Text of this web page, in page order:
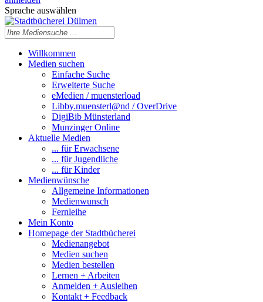
Sprache auswählen
Willkommen
Medien suchen
Einfache Suche
Erweiterte Suche
eMedien / muensterload
Libby.muensterl@nd / OverDrive
DigiBib Münsterland
Munzinger Online
Aktuelle Medien
... für Erwachsene
... für Jugendliche
... für Kinder
Medienwünsche
Allgemeine Informationen
Medienwunsch
Fernleihe
Mein Konto
Homepage der Stadtbücherei
Medienangebot
Medien suchen
Medien bestellen
Lernen + Arbeiten
Anmelden + Ausleihen
Kontakt + Feedback